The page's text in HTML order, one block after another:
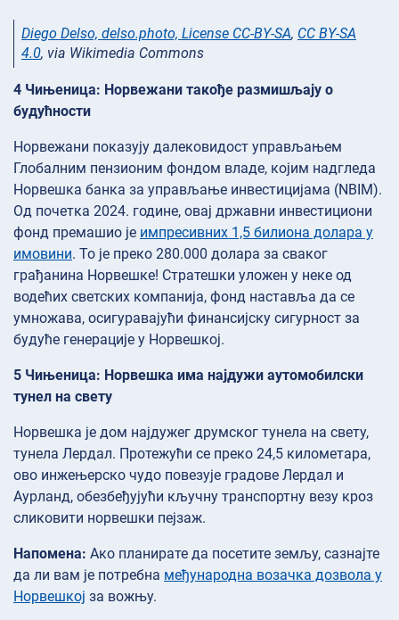
Diego Delso, delso.photo, License CC-BY-SA, CC BY-SA
4.0, via Wikimedia Commons
4 Чињеница: Норвежани такође размишљају о
будућности
Норвежани показују далековидост управљањем
Глобалним пензионим фондом владе, којим надгледа
Норвешка банка за управљање инвестицијама (NBIM).
Од почетка 2024. године, овај државни инвестициони
фонд премашио је импресивних 1,5 билиона долара у
имовини. То је преко 280.000 долара за сваког
грађанина Норвешке! Стратешки уложен у неке од
водећих светских компанија, фонд наставља да се
умножава, осигуравајући финансијску сигурност за
будуће генерације у Норвешкој.
5 Чињеница: Норвешка има најдужи аутомобилски
тунел на свету
Норвешка је дом најдужег друмског тунела на свету,
тунела Лердал. Протежући се преко 24,5 километара,
ово инжењерско чудо повезује градове Лердал и
Аурланд, обезбеђујући кључну транспортну везу кроз
сликовити норвешки пејзаж.
Напомена: Ако планирате да посетите земљу, сазнајте
да ли вам је потребна међународна возачка дозвола у
Норвешкој за вожњу.